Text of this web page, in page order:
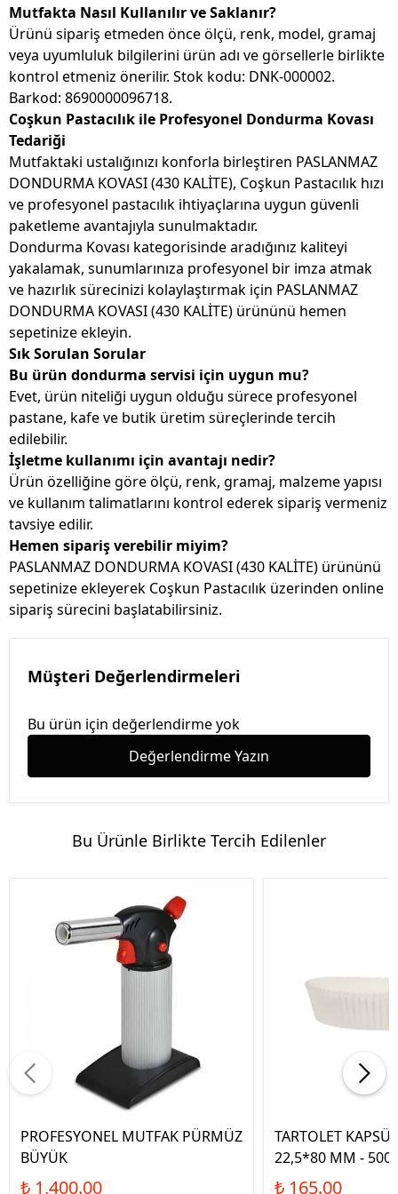
Mutfakta Nasıl Kullanılır ve Saklanır?
Ürünü sipariş etmeden önce ölçü, renk, model, gramaj
veya uyumluluk bilgilerini ürün adı ve görsellerle birlikte
kontrol etmeniz önerilir. Stok kodu: DNK-000002.
Barkod: 8690000096718.
Coşkun Pastacılık ile Profesyonel Dondurma Kovası
Tedariği
Mutfaktaki ustalığınızı konforla birleştiren PASLANMAZ
DONDURMA KOVASI (430 KALİTE), Coşkun Pastacılık hızı
ve profesyonel pastacılık ihtiyaçlarına uygun güvenli
paketleme avantajıyla sunulmaktadır.
Dondurma Kovası kategorisinde aradığınız kaliteyi
yakalamak, sunumlarınıza profesyonel bir imza atmak
ve hazırlık sürecinizi kolaylaştırmak için PASLANMAZ
DONDURMA KOVASI (430 KALİTE) ürününü hemen
sepetinize ekleyin.
Sık Sorulan Sorular
Bu ürün dondurma servisi için uygun mu?
Evet, ürün niteliği uygun olduğu sürece profesyonel
pastane, kafe ve butik üretim süreçlerinde tercih
edilebilir.
İşletme kullanımı için avantajı nedir?
Ürün özelliğine göre ölçü, renk, gramaj, malzeme yapısı
ve kullanım talimatlarını kontrol ederek sipariş vermeniz
tavsiye edilir.
Hemen sipariş verebilir miyim?
PASLANMAZ DONDURMA KOVASI (430 KALİTE) ürününü
sepetinize ekleyerek Coşkun Pastacılık üzerinden online
sipariş sürecini başlatabilirsiniz.
Müşteri Değerlendirmeleri
Bu ürün için değerlendirme yok
Değerlendirme Yazın
Bu Ürünle Birlikte Tercih Edilenler
PROFESYONEL MUTFAK PÜRMÜZ
BÜYÜK
₺ 1,400.00
TARTOLET
22,5*80 MM - 500
₺ 165.00